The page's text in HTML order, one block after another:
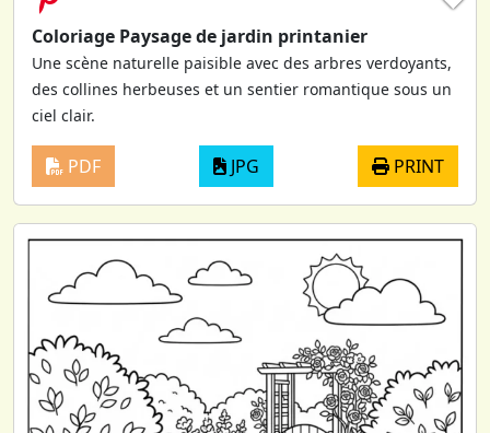
Coloriage Paysage de jardin printanier
Une scène naturelle paisible avec des arbres verdoyants,
des collines herbeuses et un sentier romantique sous un
ciel clair.
PDF JPG PRINT